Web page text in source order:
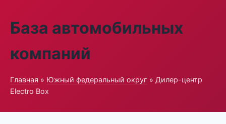
База автомобильных
компаний
Главная » Южный федеральный округ » Дилер-центр
Electro Box